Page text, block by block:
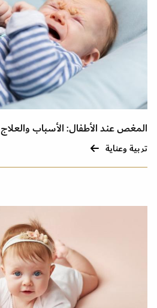
المغص عند الأطفال: الأسباب والعلاج
تربية وعناية